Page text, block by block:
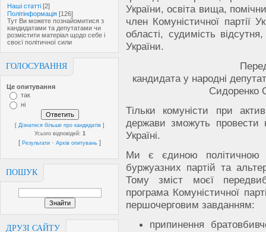
Наші статті [2]
Політінформація [126]
Тут Ви можете познайомитися з
кандидатами та депутатами чи
розмістити матеріал щодо себе і
своєї політичної сили
ГОЛОСУВАННЯ
Це опитування
так
ні
[Дізнатися більше про кандидатів ]
Усього відповідей: 1
[Результати ·Архів опитувань ]
ПОШУК
ДРУЗІ САЙТУ
України, освіта вища,
член Комуністичної партії
області, судимість
України.
кандидата у народні
Сидоренко
Тільки комуністи при
держави зможуть провести
Україні.
Ми є єдиною політичною
буржуазних партій та
Тому зміст моєї
програма Комуністичної
першочерговим завданням:
припинення